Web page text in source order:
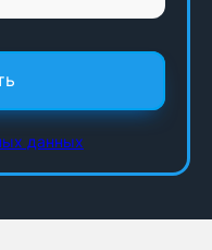
данных